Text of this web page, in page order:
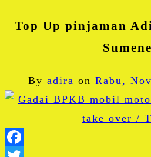
Top Up pinjaman
By adira on Rabu,